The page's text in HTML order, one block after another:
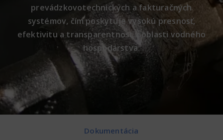
prevádzkovotechnických a fakturačných
systémov, čím poskytuje vysokú presnosť,
efektivitu a transparentnosť v oblasti vodného
hospodárstva.
Dokumentácia